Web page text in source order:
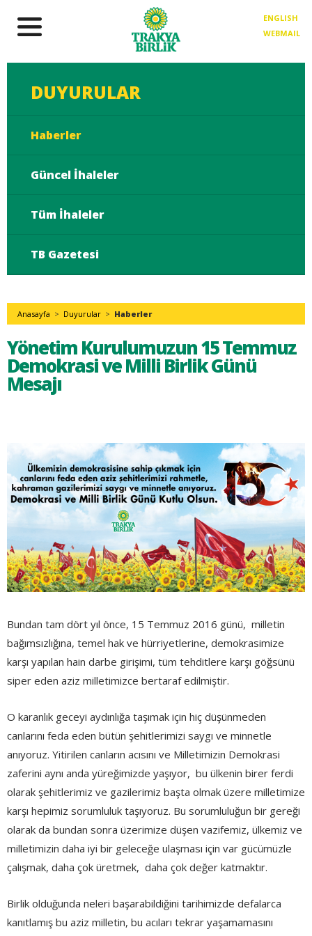
ENGLISH
WEBMAIL
DUYURULAR
Haberler
Güncel İhaleler
Tüm İhaleler
TB Gazetesi
Anasayfa > Duyurular > Haberler
Yönetim Kurulumuzun 15 Temmuz
Demokrasi ve Milli Birlik Günü
Mesajı
Bundan tam dört yıl önce, 15 Temmuz 2016 günü, milletin
bağımsızlığına, temel hak ve hürriyetlerine, demokrasimize
karşı yapılan hain darbe girişimi, tüm tehditlere karşı göğsünü
siper eden aziz milletimizce bertaraf edilmiştir.
O karanlık geceyi aydınlığa taşımak için hiç düşünmeden
canlarını feda eden bütün şehitlerimizi saygı ve minnetle
anıyoruz. Yitirilen canların acısını ve Milletimizin Demokrasi
zaferini aynı anda yüreğimizde yaşıyor, bu ülkenin birer ferdi
olarak şehitlerimiz ve gazilerimiz başta olmak üzere milletimize
karşı hepimiz sorumluluk taşıyoruz. Bu sorumluluğun bir gereği
olarak da bundan sonra üzerimize düşen vazifemiz, ülkemiz ve
milletimizin daha iyi bir geleceğe ulaşması için var gücümüzle
çalışmak, daha çok üretmek, daha çok değer katmaktır.
Birlik olduğunda neleri başarabildiğini tarihimizde defalarca
kanıtlamış bu aziz milletin, bu acıları tekrar yaşamamasını